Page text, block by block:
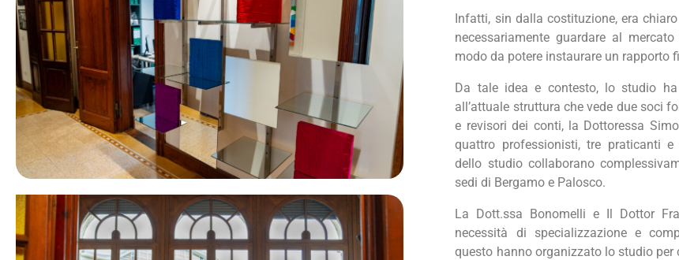
Infatti, sin dalla costituzione, era
necessariamente guardare al
modo da potere instaurare un rapporto
Da tale idea e contesto, lo studio
all’attuale struttura che vede due soci
e revisori dei conti, la Dottoressa
quattro professionisti, tre praticanti e
dello studio collaborano
sedi di Bergamo e Palosco.
La Dott.ssa Bonomelli e Il Dottor
necessità di specializzazione e
questo hanno organizzato lo studio per